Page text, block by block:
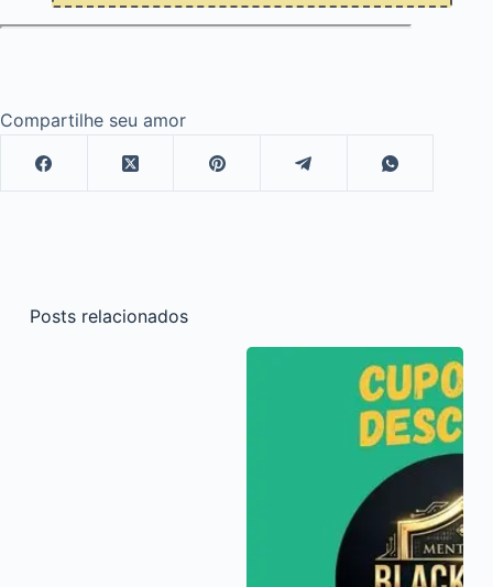
Compartilhe seu amor
Posts relacionados